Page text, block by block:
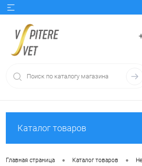
Каталог товаров
Главная страница • Каталог товаров •